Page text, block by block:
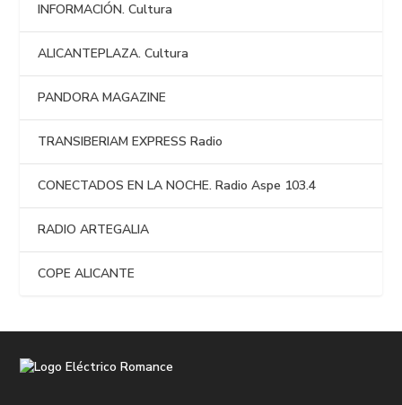
INFORMACIÓN. Cultura
ALICANTEPLAZA. Cultura
PANDORA MAGAZINE
TRANSIBERIAM EXPRESS Radio
CONECTADOS EN LA NOCHE. Radio Aspe 103.4
RADIO ARTEGALIA
COPE ALICANTE